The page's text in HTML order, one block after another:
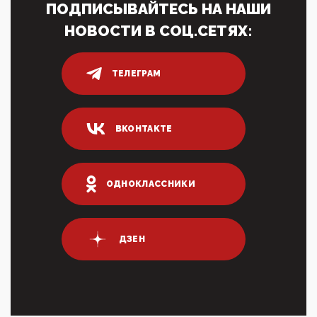
Адмир...
05:52, 10 Апреля 2026
80% сирийцев в ФРГ должны вернуться на родину.
Он это ...
04:47, 10 Апреля 2026
ИНН для переводов по СБП это первый шаг из
логических двухЗаполнение ИНН при любых
переводах по ...
03:35, 10 Апреля 2026
Суммарное вознаграждение менеджменту в 15
крупных банках по итогам 2025 года превысило 63
млрд руб. ...
Террорист и убийца Буданов вальяжно сообщил,
что союзники просили Киев не наносить удары по
энергети...
ПОДПИСЫВАЙТЕСЬ НА НАШИ
НОВОСТИ В СОЦ.СЕТЯХ:
ТЕЛЕГРАМ
ВКОНТАКТЕ
ОДНОКЛАССНИКИ
ДЗЕН